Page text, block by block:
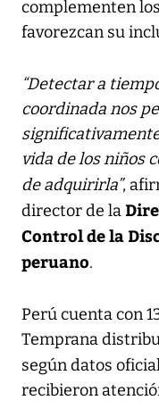
complementen
favorezcan su
“Detectar a
coordinada nos
vida de los niños
de adquirirla”,
director de la
Control de la
peruano.
Perú cuenta con
Temprana
según datos
recibieron